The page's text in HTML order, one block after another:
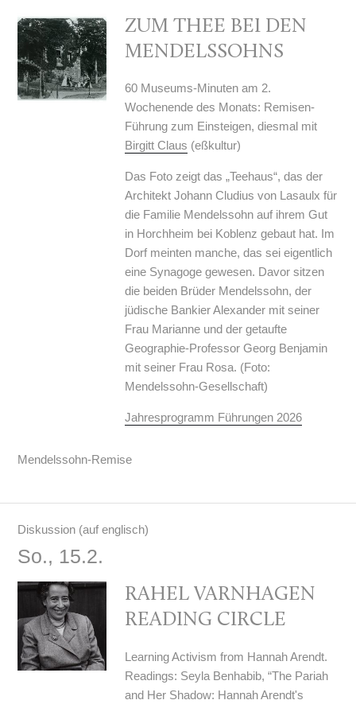
ZUM THEE BEI DEN
MENDELSSOHNS
60 Museums-Minuten am 2.
Wochenende des Monats: Remisen-
Führung zum Einsteigen, diesmal mit
Birgitt Claus (eßkultur)
Das Foto zeigt das „Teehaus“, das der
Architekt Johann Cludius von Lasaulx für
die Familie Mendelssohn auf ihrem Gut
in Horchheim bei Koblenz gebaut hat. Im
Dorf meinten manche, das sei eigentlich
eine Synagoge gewesen. Davor sitzen
die beiden Brüder Mendelssohn, der
jüdische Bankier Alexander mit seiner
Frau Marianne und der getaufte
Geographie-Professor Georg Benjamin
mit seiner Frau Rosa. (Foto:
Mendelssohn-Gesellschaft)
Jahresprogramm Führungen 2026
Mendelssohn-Remise
Diskussion (auf englisch)
So., 15.2.
RAHEL VARNHAGEN
READING CIRCLE
Learning Activism from Hannah Arendt.
Readings: Seyla Benhabib, “The Pariah
and Her Shadow: Hannah Arendt's